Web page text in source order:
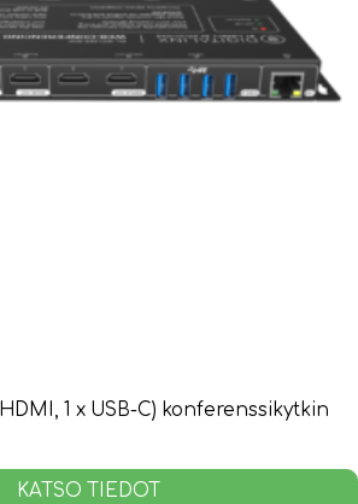
1 x USB-C) konferenssikytkin
KATSO TIEDOT